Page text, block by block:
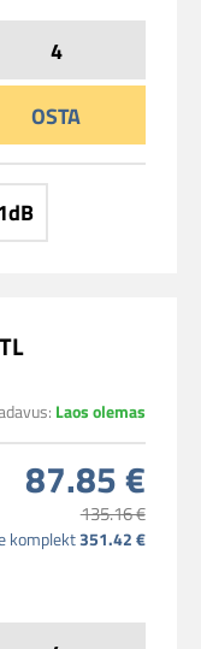
OSTA
Laos olemas
87.85 €
135.16 €
komplekt351.42 €